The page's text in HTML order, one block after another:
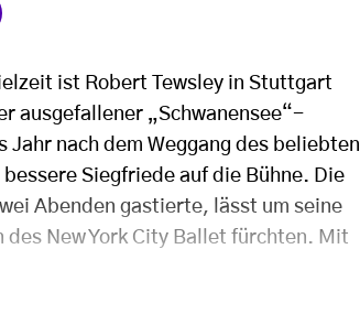
ist Robert Tewsley in Stuttgart
ausgefallener „Schwanensee“-
nach dem Weggang des beliebten
Siegfriede auf die Bühne. Die
Abenden gastierte, lässt um seine
New York City Ballet fürchten. Mit